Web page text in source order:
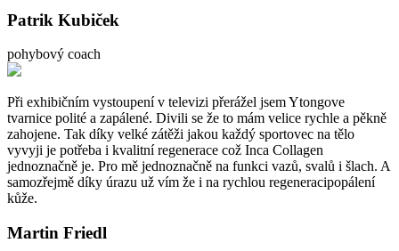
Patrik Kubiček
pohybový coach
Při exhibičním vystoupení v televizi přerážel jsem Ytongove
tvarnice polité a zapálené. Divili se že to mám velice rychle a pěkně
zahojene. Tak díky velké zátěži jakou každý sportovec na tělo
vyvyji je potřeba i kvalitní regenerace což Inca Collagen
jednoznačně je. Pro mě jednoznačně na funkci vazů, svalů i šlach. A
samozřejmě díky úrazu už vím že i na rychlou regeneracipopálení
kůže.
Martin Friedl